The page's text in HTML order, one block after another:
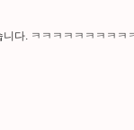
다. ㅋㅋㅋㅋㅋㅋㅋㅋㅋ